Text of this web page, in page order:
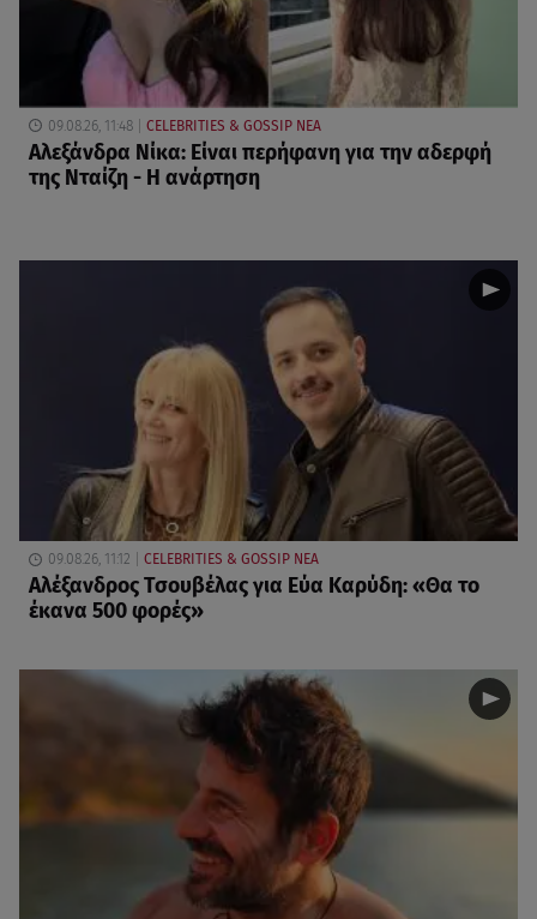
09.08.26, 11:48 CELEBRITIES & GOSSIP ΝΕΑ
Αλεξάνδρα Νίκα: Είναι περήφανη για την αδερφή
της Νταίζη - Η ανάρτηση
09.08.26, 11:12 CELEBRITIES & GOSSIP ΝΕΑ
Αλέξανδρος Τσουβέλας για Εύα Καρύδη: «Θα το
έκανα 500 φορές»